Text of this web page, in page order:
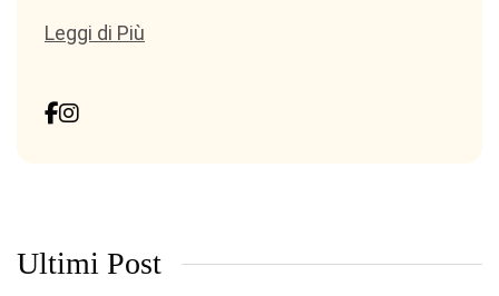
Leggi di Più
Ultimi Post